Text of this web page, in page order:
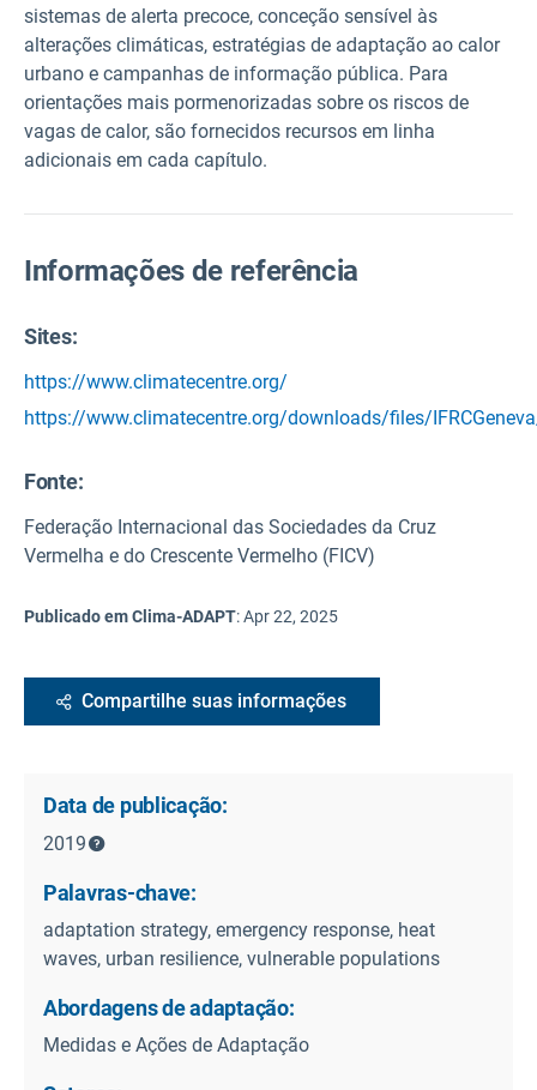
sistemas de alerta precoce, conceção sensível às
alterações climáticas, estratégias de adaptação ao calor
urbano e campanhas de informação pública. Para
orientações mais pormenorizadas sobre os riscos de
vagas de calor, são fornecidos recursos em linha
adicionais em cada capítulo.
Informações de referência
Sites:
https://www.climatecentre.org/
https://www.climatecentre.org/downloads/files/
Fonte:
Federação Internacional das Sociedades da Cruz
Vermelha e do Crescente Vermelho (FICV)
Publicado em Clima-ADAPT:Apr 22, 2025
Compartilhe suas informações
Data de publicação:
2019
Palavras-chave:
adaptation strategy, emergency response, heat
waves, urban resilience, vulnerable populations
Abordagens de adaptação:
Medidas e Ações de Adaptação